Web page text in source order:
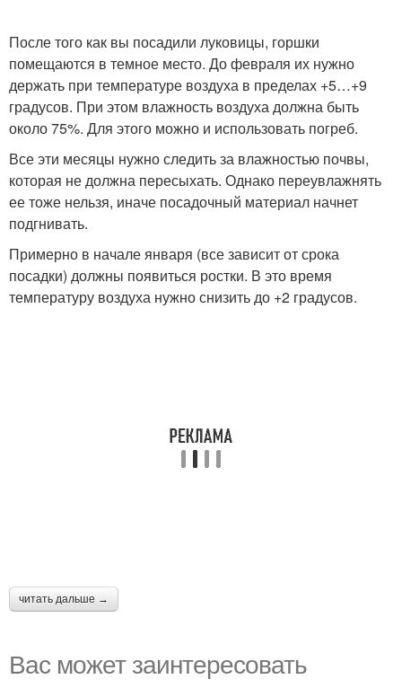
После того как вы посадили луковицы, горшки
помещаются в темное место. До февраля их нужно
держать при температуре воздуха в пределах +5…+9
градусов. При этом влажность воздуха должна быть
около 75%. Для этого можно и использовать погреб.
Все эти месяцы нужно следить за влажностью почвы,
которая не должна пересыхать. Однако переувлажнять
ее тоже нельзя, иначе посадочный материал начнет
подгнивать.
Примерно в начале января (все зависит от срока
посадки) должны появиться ростки. В это время
температуру воздуха нужно снизить до +2 градусов.
читать дальше →
Вас может заинтересовать